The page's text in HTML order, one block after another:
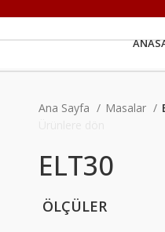
Ana Sayfa Masalar
ELT30
ÖLÇÜLER